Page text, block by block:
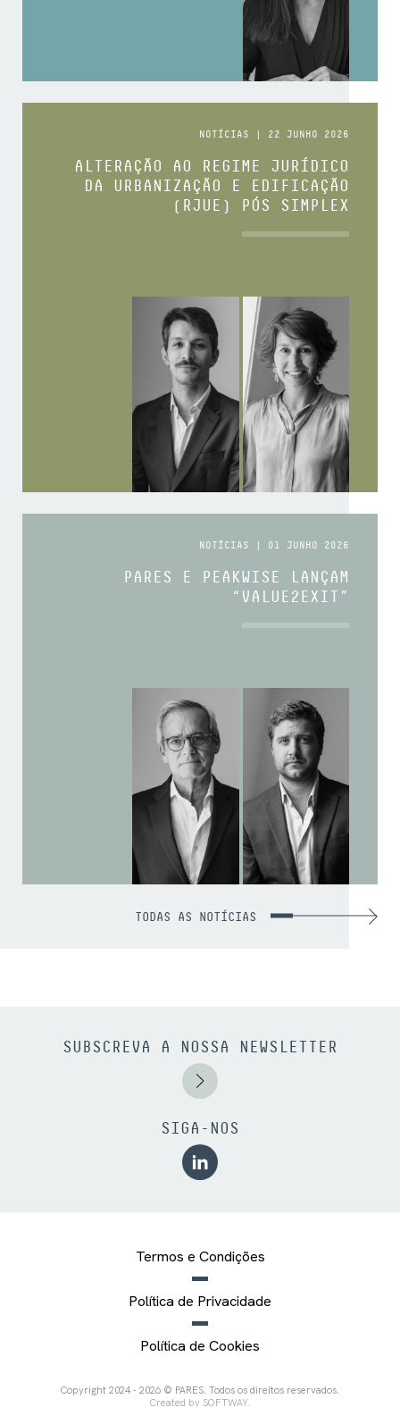
NOTÍCIAS | 22 JUNHO 2026
ALTERAÇÃO AO REGIME JURÍDICO
DA URBANIZAÇÃO E EDIFICAÇÃO
(RJUE) PÓS SIMPLEX
NOTÍCIAS | 01 JUNHO 2026
PARES E PEAKWISE LANÇAM
“VALUE2EXIT”
TODAS AS NOTÍCIAS
SUBSCREVA A NOSSA NEWSLETTER
SIGA-NOS
Termos e Condições
Política de Privacidade
Política de Cookies
Copyright 2024 - 2026 © PARES. Todos os direitos reservados.
Created by SOFTWAY.